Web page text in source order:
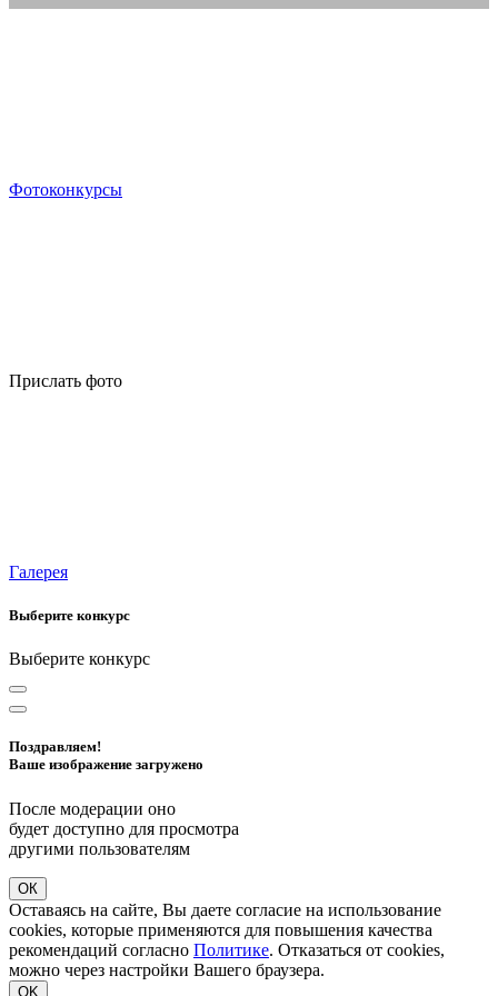
Фотоконкурсы
Прислать фото
Галерея
Выберите конкурс
Выберите конкурс
Поздравляем!
Ваше изображение загружено
После модерации оно
будет доступно для просмотра
другими пользователям
ОК
Оставаясь на сайте, Вы даете согласие на использование
cookies, которые применяются для повышения качества
рекомендаций согласно Политике. Отказаться от cookies,
можно через настройки Вашего браузера.
OK